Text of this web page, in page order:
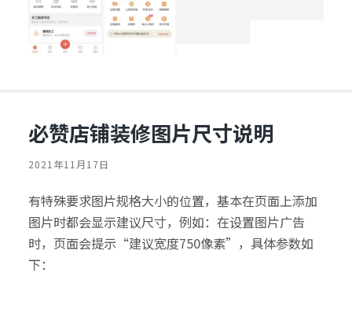
必赞店铺装修图片尺寸说明
2021年11月17日
有特殊要求图片规格大小的位置，基本在页面上添加
图片时都会显示建议尺寸，例如：在设置图片广告
时，页面会提示“建议宽度750像素”，具体参数如
下：